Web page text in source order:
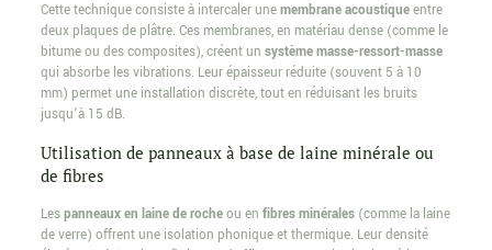
Cette technique consiste à intercaler unemembrane acoustiqueentre
deux plaques de plâtre. Ces membranes, en matériau dense (comme le
bitume ou des composites), créent un système masse-ressort-masse
qui absorbe les vibrations. Leur épaisseur réduite (souvent 5 à 10
mm) permet une installation discrète, tout en réduisant les bruits
jusqu’à 15 dB.
Utilisation de panneaux à base de laine minérale ou
de fibres
Lespanneaux en laine de rocheou en fibres minérales(comme la laine
de verre) offrent une isolation phonique et thermique. Leur densité